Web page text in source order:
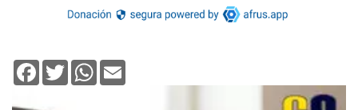
Facebook
TwitterWhatsApp